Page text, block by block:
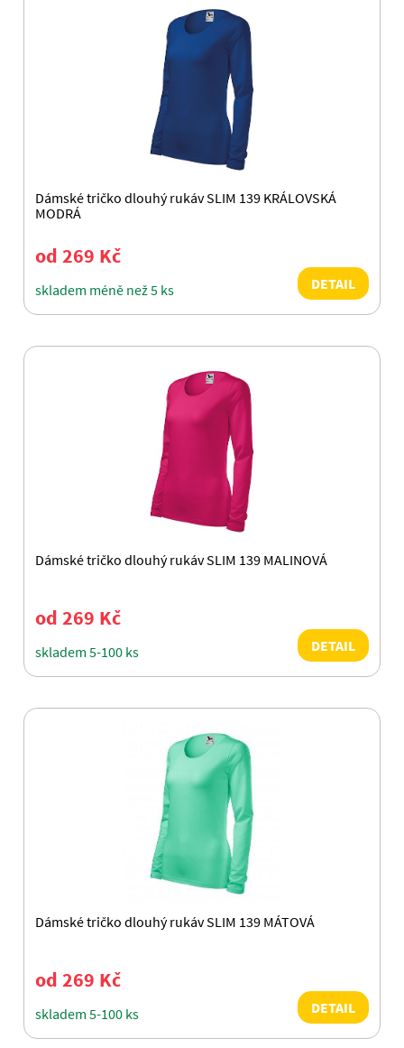
Dámské tričko dlouhý rukáv SLIM 139 KRÁLOVSKÁ
MODRÁ
od 269 Kč
skladem méně než 5 ks DETAIL
Dámské tričko dlouhý rukáv SLIM 139 MALINOVÁ
od 269 Kč
skladem 5-100 ks DETAIL
Dámské tričko dlouhý rukáv SLIM 139 MÁTOVÁ
od 269 Kč
skladem 5-100 ks DETAIL